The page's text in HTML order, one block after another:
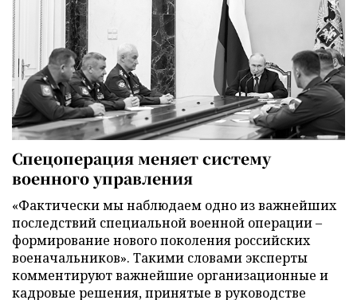
Спецоперация меняет систему
военного управления
«Фактически мы наблюдаем одно из важнейших
последствий специальной военной операции –
формирование нового поколения российских
военачальников». Такими словами эксперты
комментируют важнейшие организационные и
кадровые решения, принятые в руководстве